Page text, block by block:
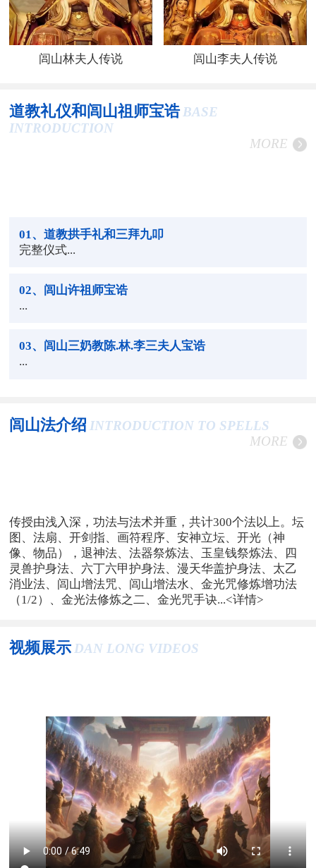
闾山林夫人传说 闾山李夫人传说
道教礼仪和闾山祖师宝诰 BASE
INTRODUCTION
MORE
01 、道教拱手礼和三拜九叩
完整仪式...
02、闾山许祖师宝诰
...
03、闾山三奶教陈.林.李三夫人宝诰
...
闾山法介绍 INTRODUCTION TO SPELLS
MORE
传授由浅入深，功法与法术并重，共计300个法以上。坛
图、法扇、开剑指、画符程序、安神立坛、开光（神
像、物品），退神法、法器祭炼法、玉皇钱祭炼法、四
灵兽护身法、六丁六甲护身法、漫天华盖护身法、太乙
消业法、闾山增法咒、闾山增法水、金光咒修炼增功法
（1/2）、金光法修炼之二、金光咒手诀...<详情>
视频展示 DAN LONG VIDEOS